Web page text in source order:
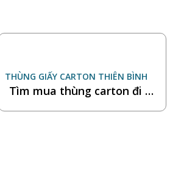
THÙNG GIẤY CARTON THIÊN BÌNH
Tìm mua thùng carton đi M
ỹ, đóng gói an toàn